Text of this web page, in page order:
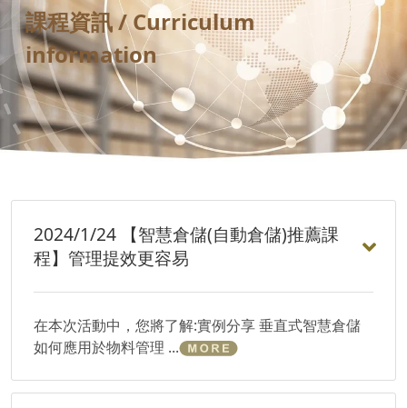
課程資訊/ Curriculum
information
2024/1/24 【智慧倉儲(自動倉儲)推薦課
程】管理提效更容易
在本次活動中，您將了解:實例分享 垂直式智慧倉儲
如何應用於物料管理 ...